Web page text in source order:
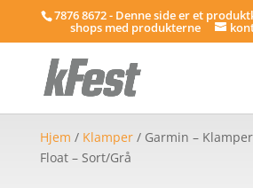
7876 8672 - Denne side er et
shops med produkterne
Hjem / Klamper/ Garmin – Klamper
Float – Sort/Grå